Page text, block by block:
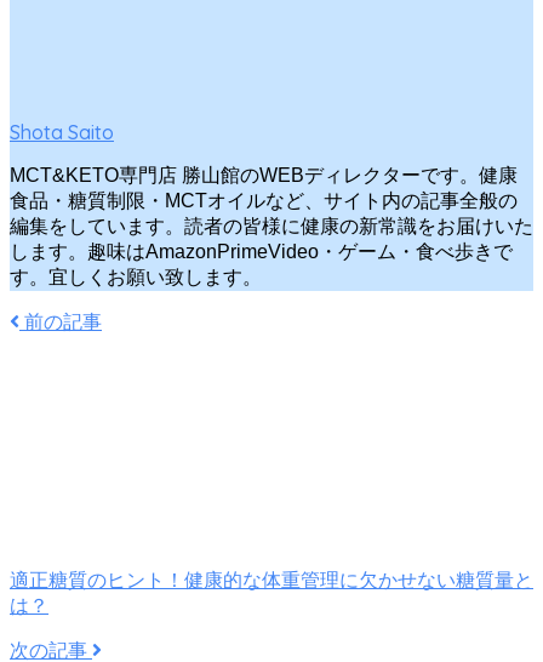
Shota Saito
MCT&KETO専門店 勝山館のWEBディレクターです。健康
食品・糖質制限・MCTオイルなど、サイト内の記事全般の
編集をしています。読者の皆様に健康の新常識をお届けいた
します。趣味はAmazonPrimeVideo・ゲーム・食べ歩きで
す。宜しくお願い致します。
前の記事
適正糖質のヒント！健康的な体重管理に欠かせない糖質量と
は？
次の記事